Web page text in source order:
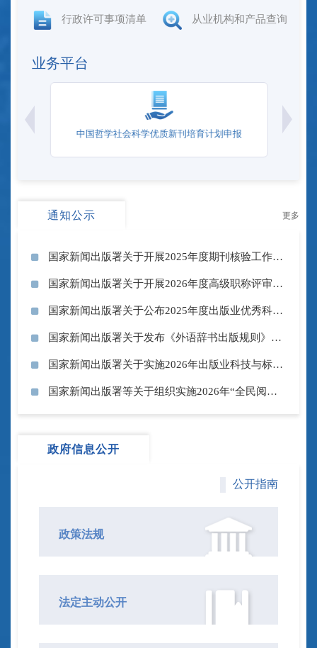
行政许可事项清单 从业机构和产品查询
业务平台
中国哲学社会科学优质新刊培育计划申报
通知公示 更多
国家新闻出版署关于开展2025年度期刊核验工作的通知
2026-06-09
国家新闻出版署关于开展2026年度高级职称评审工作...
2026-05-15
国家新闻出版署关于公布2025年度出版业优秀科技...
2026-04-30
国家新闻出版署关于发布《外语辞书出版规则》等6项...
2026-04-29
国家新闻出版署关于实施2026年出版业科技与标准创...
2026-04-15
国家新闻出版署等关于组织实施2026年“全民阅读活...
政府信息公开
公开指南
政策法规
法定主动公开